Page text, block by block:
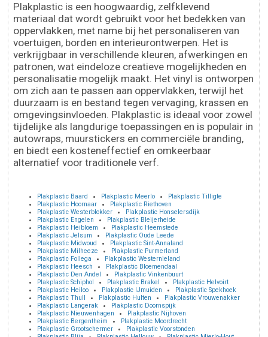
Plakplastic is een hoogwaardig, zelfklevend
materiaal dat wordt gebruikt voor het bedekken van
oppervlakken, met name bij het personaliseren van
voertuigen, borden en interieurontwerpen. Het is
verkrijgbaar in verschillende kleuren, afwerkingen en
patronen, wat eindeloze creatieve mogelijkheden en
personalisatie mogelijk maakt. Het vinyl is ontworpen
om zich aan te passen aan oppervlakken, terwijl het
duurzaam is en bestand tegen vervaging, krassen en
omgevingsinvloeden. Plakplastic is ideaal voor zowel
tijdelijke als langdurige toepassingen en is populair in
autowraps, muurstickers en commerciële branding,
en biedt een kosteneffectief en omkeerbaar
alternatief voor traditionele verf.
Plakplastic Baard Plakplastic Meerlo
Plakplastic Tilligte
Plakplastic Hoornaar
Plakplastic Riethoven
Plakplastic Westerblokker
Plakplastic Honselersdijk
Plakplastic Engelen
Plakplastic Bleijerheide
Plakplastic Heibloem
Plakplastic Heemstede
Plakplastic Jelsum
Plakplastic Oude Leede
Plakplastic Midwoud
Plakplastic Sint-Annaland
Plakplastic Milheeze
Plakplastic Purmerland
Plakplastic Follega
Plakplastic Westernieland
Plakplastic Heesch
Plakplastic Bloemendaal
Plakplastic Den Andel
Plakplastic Vinkenbuurt
Plakplastic Schiphol
Plakplastic Brakel
Plakplastic Helvoirt
Plakplastic Heiloo
Plakplastic IJmuiden
Plakplastic Spekhoek
Plakplastic Thull
Plakplastic Hulten
Plakplastic Vrouwenakker
Plakplastic Langerak
Plakplastic Doornspijk
Plakplastic Nieuwenhagen
Plakplastic Nijhoven
Plakplastic Bergentheim
Plakplastic Moordrecht
Plakplastic Grootschermer
Plakplastic Voorstonden